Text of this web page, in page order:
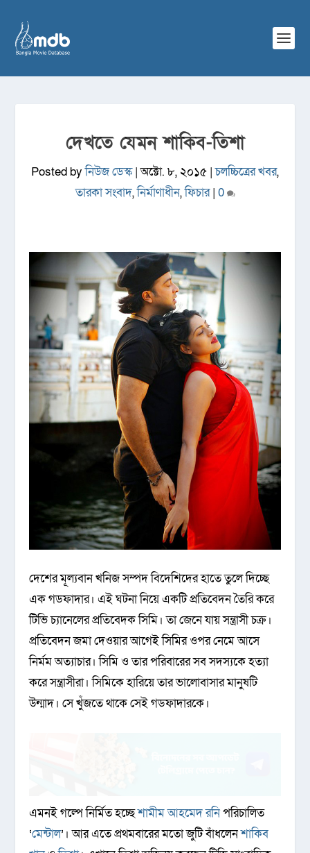
দেখতে যেমন শাকিব-তিশা
Posted byনিউজ ডেস্ক|অক্টো. ৮, ২০১৫ |চলচ্চিত্রের খবর,
তারকা সংবাদ,নির্মাণাধীন,ফিচার| 0
দেশের মূল্যবান খনিজ সম্পদ বিদেশিদের হাতে তুলে দিচ্ছে
এক গডফাদার। এই ঘটনা নিয়ে একটি প্রতিবেদন তৈরি করে
টিভি চ্যানেলের প্রতিবেদক সিমি। তা জেনে যায় সন্ত্রাসী চক্র।
প্রতিবেদন জমা দেওয়ার আগেই সিমির ওপর নেমে আসে
নির্মম অত্যাচার। সিমি ও তার পরিবারের সব সদস্যকে হত্যা
করে সন্ত্রাসীরা। সিমিকে হারিয়ে তার ভালোবাসার মানুষটি
উন্মাদ। সে খুঁজতে থাকে সেই গডফাদারকে।
এমনই গল্পে নির্মিত হচ্ছেশামীম আহমেদ রনিপরিচালিত
‘মেন্টাল’। আর এতে প্রথমবারের মতো জুটি বাঁধলেনশাকিব